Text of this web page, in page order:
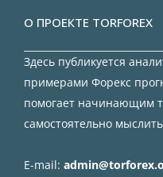
О ПРОЕКТЕ TORFOREX
Здесь публикуется
примерами Форекс
помогает начинающим
самостоятельно
E-mail: